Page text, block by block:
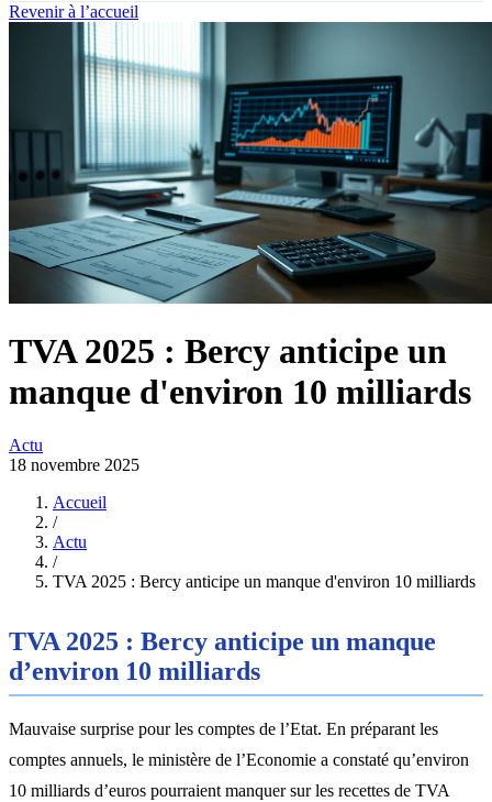
Revenir à l’accueil
TVA 2025 : Bercy anticipe un
manque d'environ 10 milliards
Actu
18 novembre 2025
Accueil
/
Actu
/
TVA 2025 : Bercy anticipe un manque d'environ 10 milliards
TVA 2025 : Bercy anticipe un manque
d’environ 10 milliards
Mauvaise surprise pour les comptes de l’Etat. En préparant les
comptes annuels, le ministère de l’Economie a constaté qu’environ
10 milliards d’euros pourraient manquer sur les recettes de TVA